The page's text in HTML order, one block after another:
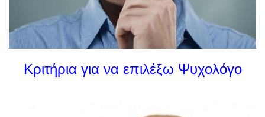
Κριτήρια για να επιλέξω Ψυχολόγο